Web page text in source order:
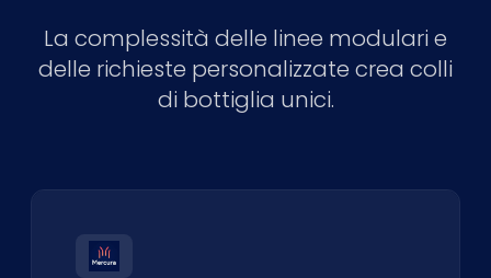
La complessità delle linee modulari e
delle richieste personalizzate crea colli
di bottiglia unici.